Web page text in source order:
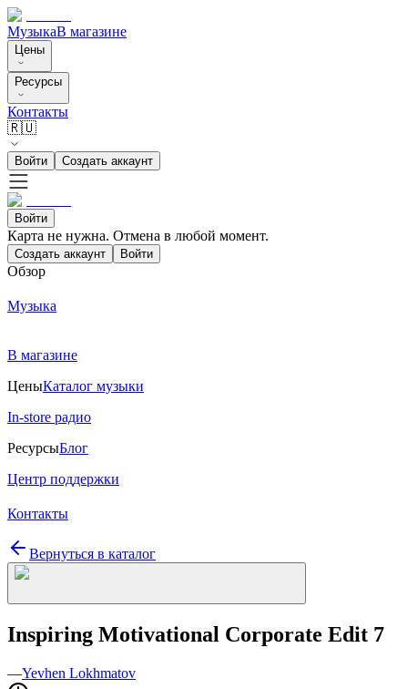
МузыкаВ магазине
Цены
Ресурсы
Контакты
🇷🇺
Войти Создать аккаунт
Войти
Карта не нужна. Отмена в любой момент.
Создать аккаунт Войти
Обзор
Музыка
В магазине
ЦеныКаталог музыки
In-store радио
РесурсыБлог
Центр поддержки
Контакты
Вернуться в каталог
Inspiring Motivational Corporate Edit 7
—Yevhen Lokhmatov